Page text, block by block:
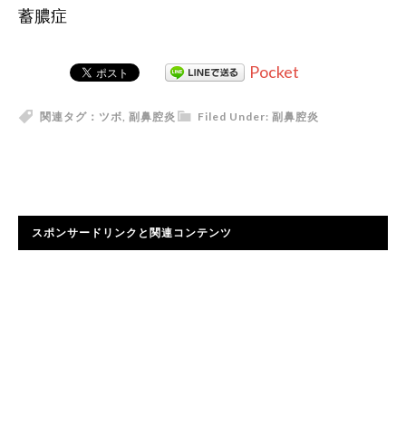
蓄膿症
Pocket
Filed Under: 副鼻腔炎
関連タグ： ツボ 副鼻腔炎
スポンサードリンクと関連コンテンツ